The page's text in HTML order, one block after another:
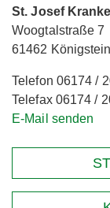
St. Josef
Woogtalstraße 7
61462
Telefon 06174 /
Telefax 06174 /
E-Mail senden